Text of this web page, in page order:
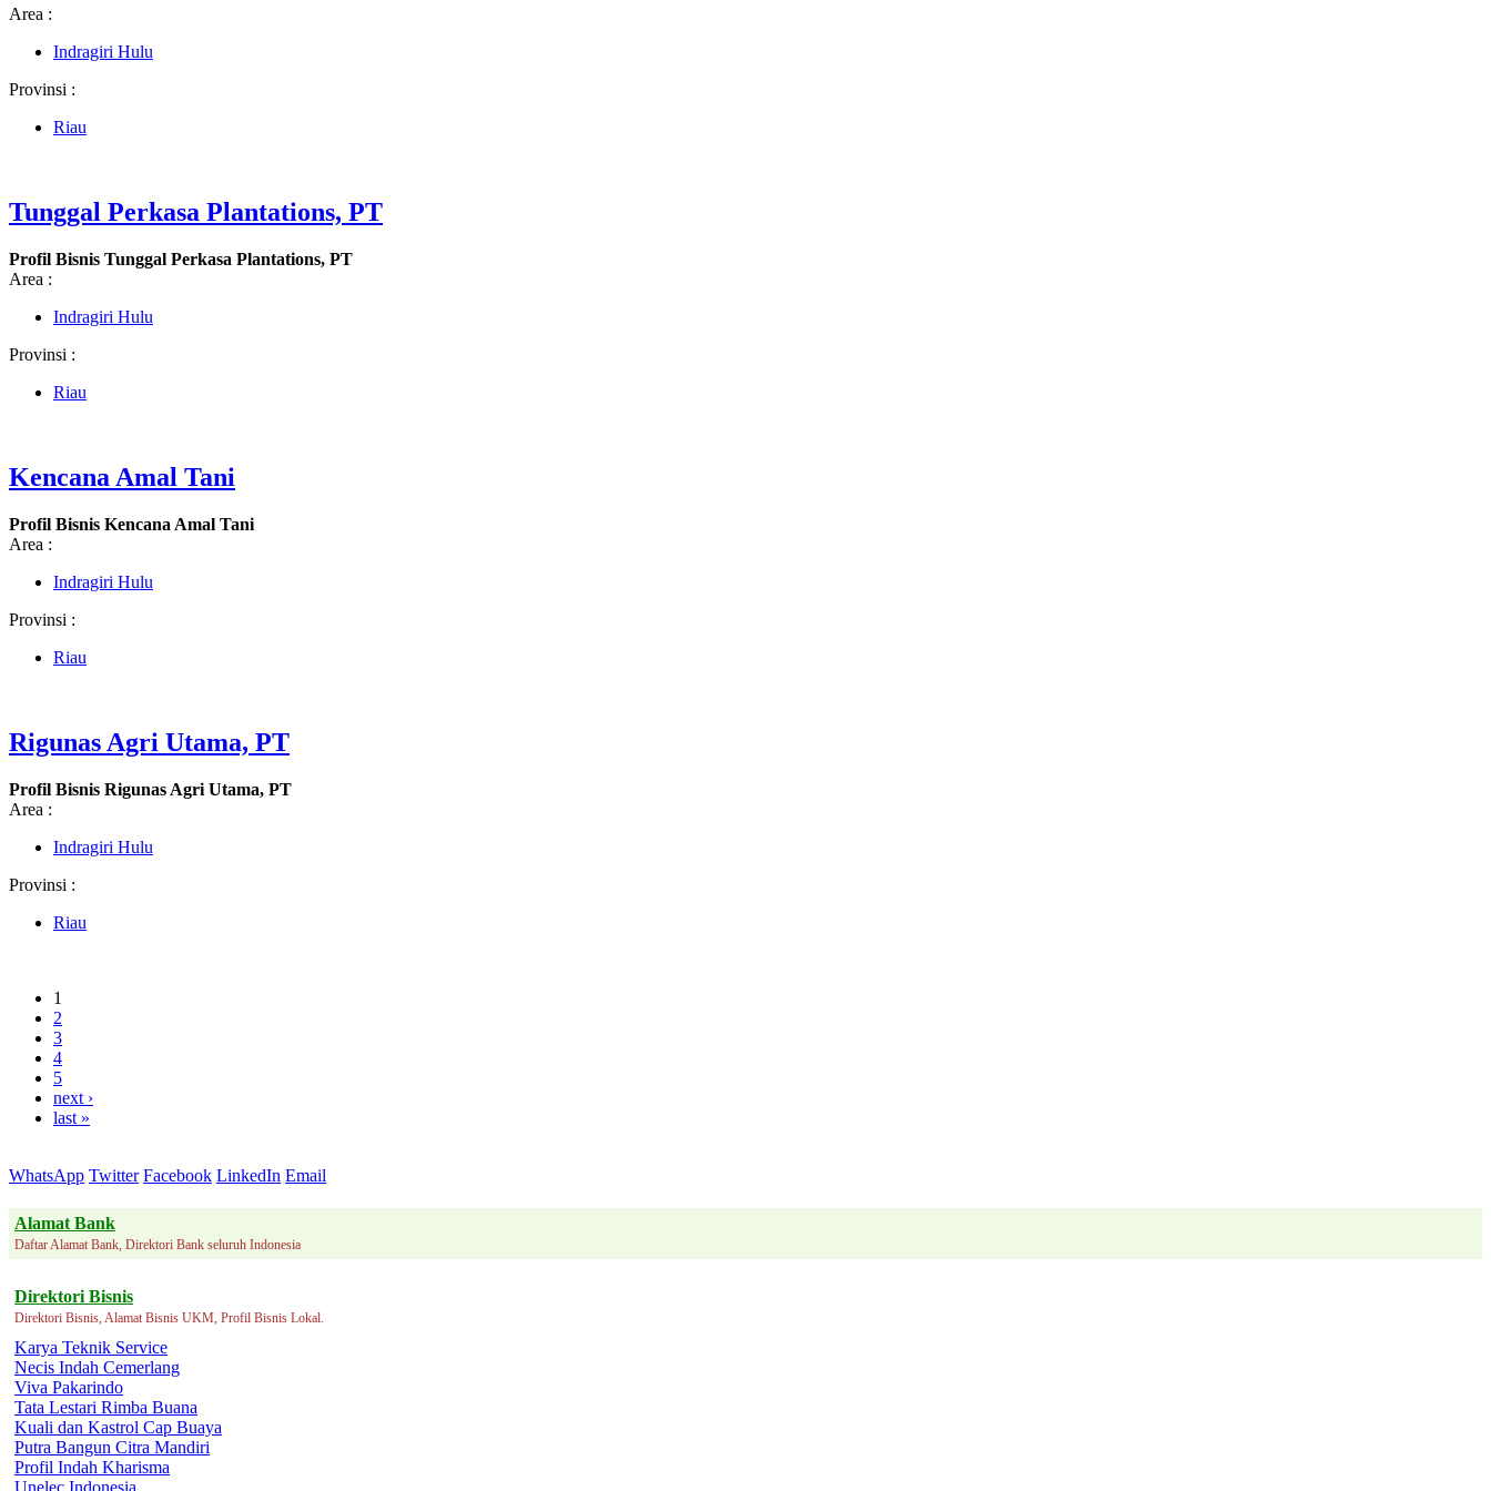
Area :
Indragiri Hulu
Provinsi :
Riau
Tunggal Perkasa Plantations, PT
Profil Bisnis Tunggal Perkasa Plantations, PT
Area :
Indragiri Hulu
Provinsi :
Riau
Kencana Amal Tani
Profil Bisnis Kencana Amal Tani
Area :
Indragiri Hulu
Provinsi :
Riau
Rigunas Agri Utama, PT
Profil Bisnis Rigunas Agri Utama, PT
Area :
Indragiri Hulu
Provinsi :
Riau
1
2
3
4
5
next ›
last »
WhatsApp Twitter Facebook LinkedIn Email
Alamat Bank
Daftar Alamat Bank, Direktori Bank seluruh Indonesia
Direktori Bisnis
Direktori Bisnis, Alamat Bisnis UKM, Profil Bisnis Lokal.
Karya Teknik Service
Necis Indah Cemerlang
Viva Pakarindo
Tata Lestari Rimba Buana
Kuali dan Kastrol Cap Buaya
Putra Bangun Citra Mandiri
Profil Indah Kharisma
Unelec Indonesia